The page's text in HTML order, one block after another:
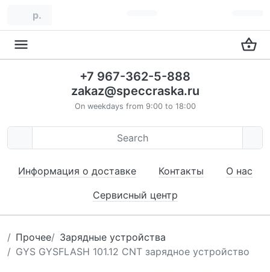
р.
+7 967-362-5-888
zakaz@speccraska.ru
On weekdays from 9:00 to 18:00
Информация о доставке Контакты
О нас
Сервисный центр
Прочее
Зарядные устройства
GYS GYSFLASH 101.12 CNT зарядное устройство